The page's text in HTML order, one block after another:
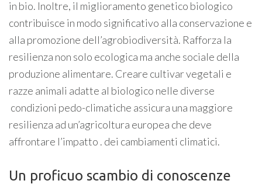
in bio. Inoltre, il miglioramento genetico biologico
contribuisce in modo significativo alla conservazione e
alla promozione dell’agrobiodiversità. Rafforza la
resilienza non solo ecologica ma anche sociale della
produzione alimentare. Creare cultivar vegetali e
razze animali adatte al biologico nelle diverse
condizioni pedo-climatiche assicura una maggiore
resilienza ad un’agricoltura europea che deve
affrontare l’impatto . dei cambiamenti climatici.
Un proficuo scambio di conoscenze